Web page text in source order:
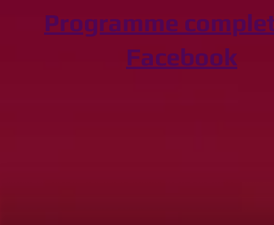
Programme
Facebook